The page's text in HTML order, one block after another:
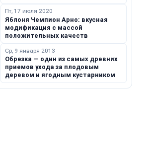
Пт, 17 июля 2020
Яблоня Чемпион Арно: вкусная
модификация с массой
положительных качеств
Ср, 9 января 2013
Обрезка — один из самых древних
приемов ухода за плодовым
деревом и ягодным кустарником